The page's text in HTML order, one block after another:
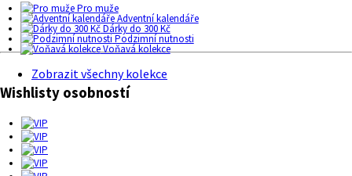
Pro muže
Adventní kalendáře
Dárky do 300 Kč
Podzimní nutnosti
Voňavá kolekce
Zobrazit všechny kolekce
Wishlisty osobností